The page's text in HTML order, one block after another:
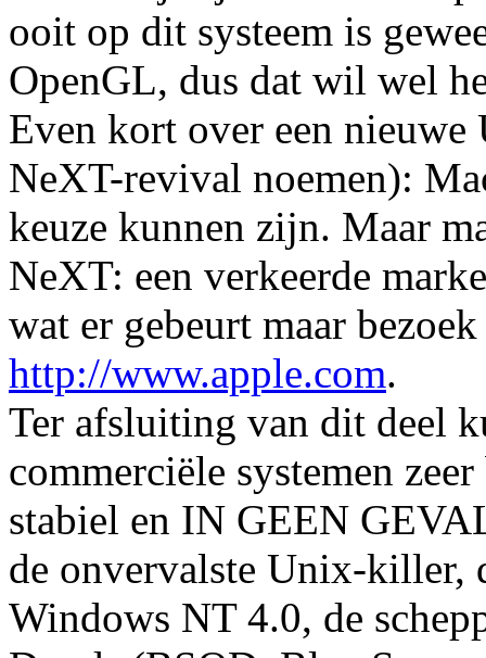
ooit op dit systeem is
OpenGL, dus dat wil wel
Even kort over een
NeXT-revival noemen):
keuze kunnen zijn. Maar
NeXT: een verkeerde
wat er gebeurt maar
http://www.apple.com.
Ter afsluiting van dit deel
commerciële systemen
stabiel en IN GEEN
de onvervalste Unix-killer,
Windows NT 4.0, de